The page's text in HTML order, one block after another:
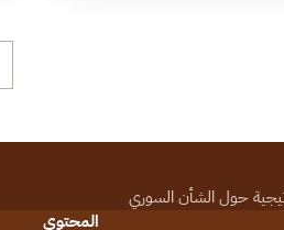
حول الشأن السوري
المحتوى